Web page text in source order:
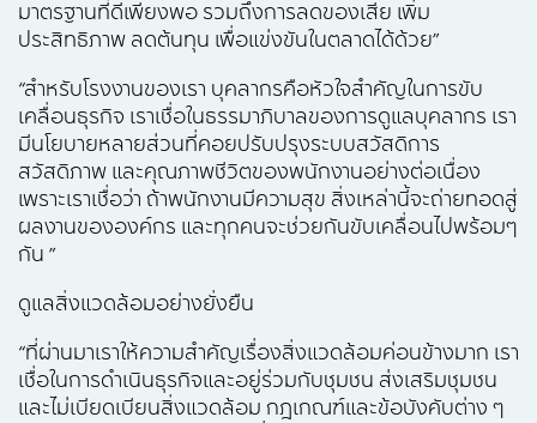
มาตรฐานที่ดีเพียงพอ รวมถึงการลดของเสีย เพิ่ม
ประสิทธิภาพ ลดต้นทุน เพื่อแข่งขันในตลาดได้ด้วย”
“สำหรับโรงงานของเรา บุคลากรคือหัวใจสำคัญในการขับ
เคลื่อนธุรกิจ เราเชื่อในธรรมาภิบาลของการดูแลบุคลากร เรา
มีนโยบายหลายส่วนที่คอยปรับปรุงระบบสวัสดิการ
สวัสดิภาพ และคุณภาพชีวิตของพนักงานอย่างต่อเนื่อง
เพราะเราเชื่อว่า ถ้าพนักงานมีความสุข สิ่งเหล่านี้จะถ่ายทอดสู่
ผลงานขององค์กร และทุกคนจะช่วยกันขับเคลื่อนไปพร้อมๆ
กัน ”
ดูแลสิ่งแวดล้อมอย่างยั่งยืน
“ที่ผ่านมาเราให้ความสำคัญเรื่องสิ่งแวดล้อมค่อนข้างมาก เรา
เชื่อในการดำเนินธุรกิจและอยู่ร่วมกับชุมชน ส่งเสริมชุมชน
และไม่เบียดเบียนสิ่งแวดล้อม กฎเกณฑ์และข้อบังคับต่าง ๆ